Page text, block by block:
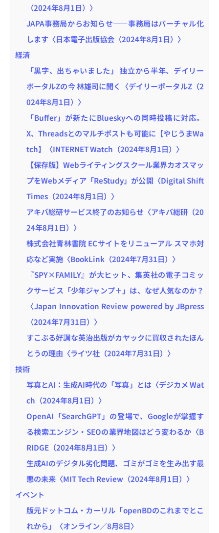
（2024年8月1日）〉
JAPA事務局からお知らせ――事務局はバーチャル化
します〈日本電子出版協会（2024年8月1日）〉
経済
「黒字、出ちゃいました」 独立から半年、デイリー
ポータルZの今 林雄司に聞く〈デイリーポータルZ（2
024年8月1日）〉
「Buffer」が新たにBlueskyへの同時投稿に対応。
X、Threadsとのマルチポストも可能に【やじうまWa
tch】〈INTERNET Watch（2024年8月1日）〉
【保存版】Webライティングスクール業界カオスマッ
プをWebメディア「ReStudy」が公開〈Digital Shift
Times（2024年8月1日）〉
アキバ総研サービス終了のお知らせ〈アキバ総研（20
24年8月1日）〉
株式会社青林書院 ECサイトをリニューアル スマホ対
応など実施〈BookLink（2024年7月31日）〉
『SPY×FAMILY』が大ヒット、集英社の電子コミッ
クサービス「少年ジャンプ＋」は、なぜ人気なのか？
〈Japan Innovation Review powered by JBpress
（2024年7月31日）〉
すこぶる好調な英治出版がカヤックに買収されたほん
とうの理由〈ライツ社（2024年7月31日）〉
技術
写真とAI：生成AI時代の「写真」とは〈デジカメ Wat
ch（2024年8月1日）〉
OpenAI「SearchGPT」の登場で、Googleが掌握す
る検索エンジン・SEOの業界地図はどう変わるか〈B
RIDGE（2024年8月1日）〉
生成AIのデジタル劣化問題、ゴミがゴミを生み出す最
悪の未来〈MIT Tech Review（2024年8月1日）〉
イベント
版元ドットコム・カーリル「openBDのこれまでとこ
れから」〈オンライン／8月8日〉